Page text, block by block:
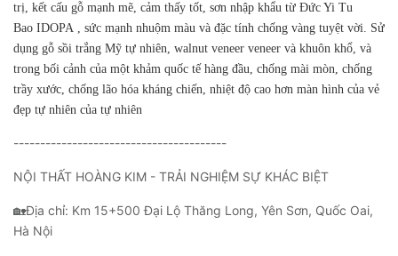
trị, kết cấu gỗ mạnh mẽ, cảm thấy tốt, sơn nhập khẩu từ Đức Yi Tu
Bao IDOPA , sức mạnh nhuộm màu và đặc tính chống vàng tuyệt vời. Sử
dụng gỗ sồi trắng Mỹ tự nhiên, walnut veneer veneer và khuôn khổ, và
trong bối cảnh của một khảm quốc tế hàng đầu, chống mài mòn, chống
trầy xước, chống lão hóa kháng chiến, nhiệt độ cao hơn màn hình của vẻ
đẹp tự nhiên của tự nhiên
----------------------------------------
NỘI THẤT HOÀNG KIM - TRẢI NGHIỆM SỰ KHÁC BIỆT
🏡Địa chỉ: Km 15+500 Đại Lộ Thăng Long, Yên Sơn, Quốc Oai,
Hà Nội